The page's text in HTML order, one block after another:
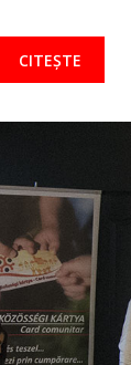
CITEȘTE